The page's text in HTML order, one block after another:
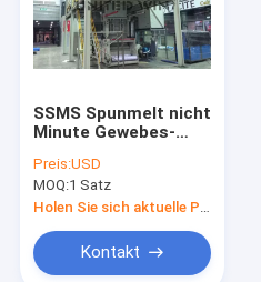
SSMS Spunmelt nicht
Minute Gewebes-
Haustier Spunbond-
Maschinen-50m
Preis:USD
MOQ:1 Satz
Kontakt